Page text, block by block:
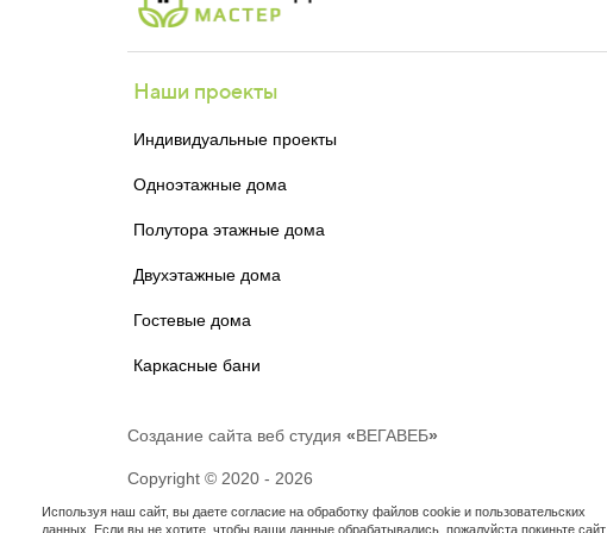
Наши проекты
Индивидуальные проекты
Одноэтажные дома
Полутора этажные дома
Двухэтажные дома
Гостевые дома
Каркасные бани
Создание сайта веб студия «ВЕГАВЕБ»
Copyright © 2020 - 2026
Используя наш сайт, вы даете согласие на обработку файлов cookie и пользовательских
данных. Если вы не хотите, чтобы ваши данные обрабатывались, пожалуйста покиньте сайт.